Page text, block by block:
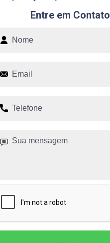
Entre em Contato